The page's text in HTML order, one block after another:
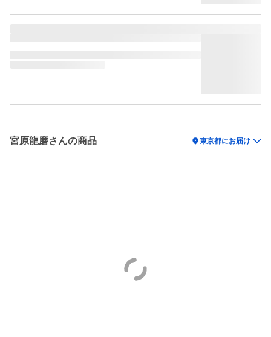
宮原龍磨さんの商品 location_on東京都にお届け